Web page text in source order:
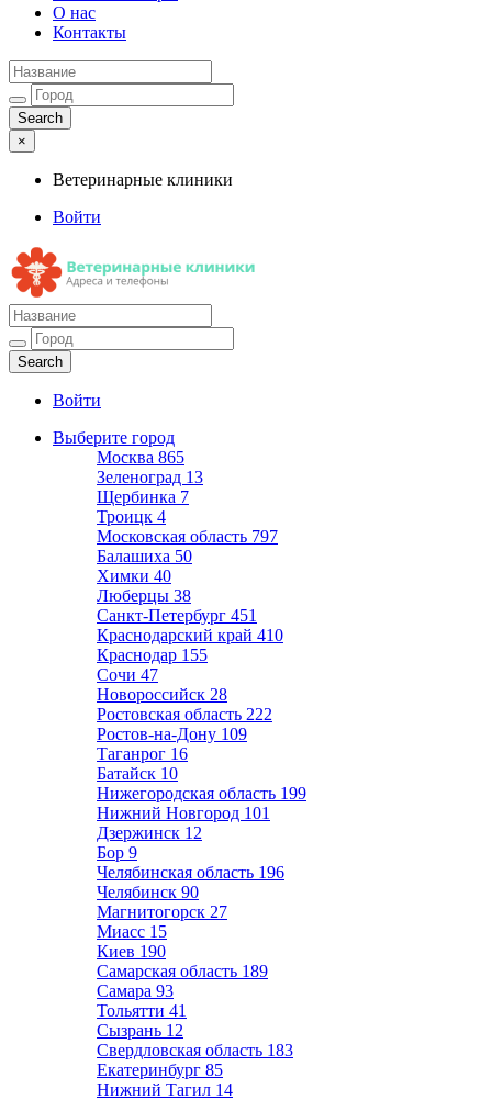
О нас
Контакты
×
Ветеринарные клиники
Войти
Ветеринарные клиники
Адреса и телефоны
Войти
Выберите город
Москва 865
Зеленоград 13
Щербинка 7
Троицк 4
Московская область 797
Балашиха 50
Химки 40
Люберцы 38
Санкт-Петербург 451
Краснодарский край 410
Краснодар 155
Сочи 47
Новороссийск 28
Ростовская область 222
Ростов-на-Дону 109
Таганрог 16
Батайск 10
Нижегородская область 199
Нижний Новгород 101
Дзержинск 12
Бор 9
Челябинская область 196
Челябинск 90
Магнитогорск 27
Миасс 15
Киев 190
Самарская область 189
Самара 93
Тольятти 41
Сызрань 12
Свердловская область 183
Екатеринбург 85
Нижний Тагил 14